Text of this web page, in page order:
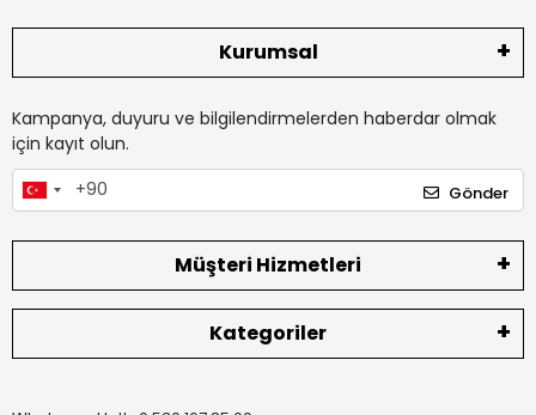
Kurumsal
Kampanya, duyuru ve bilgilendirmelerden haberdar olmak
için kayıt olun.
Gönder
Müşteri Hizmetleri
Kategoriler